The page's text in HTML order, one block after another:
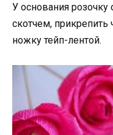
У основания
скотчем,
ножку тейп-лентой.